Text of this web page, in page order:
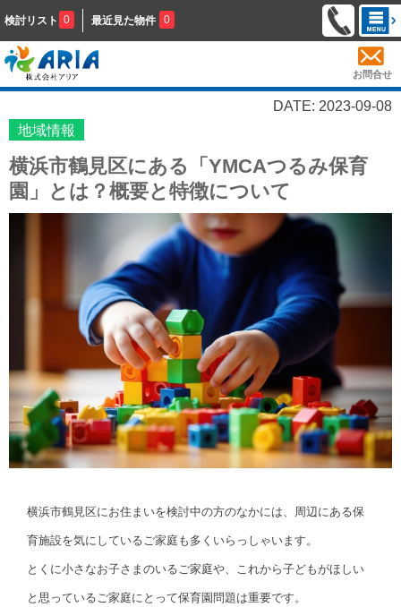
検討リスト 0 最近見た物件 0
お問合せ
DATE: 2023-09-08
地域情報
横浜市鶴見区にある「YMCAつるみ保育
園」とは？概要と特徴について
横浜市鶴見区にお住まいを検討中の方のなかには、周辺にある保
育施設を気にしているご家庭も多くいらっしゃいます。
とくに小さなお子さまのいるご家庭や、これから子どもがほしい
と思っているご家庭にとって保育園問題は重要です。